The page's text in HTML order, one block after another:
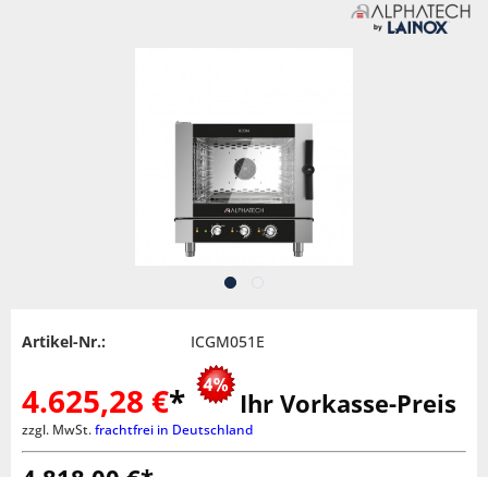
Artikel-Nr.: ICGM051E
4.625,28 €* Ihr Vorkasse-Preis
zzgl. MwSt.frachtfrei in Deutschland